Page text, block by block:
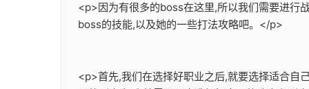
<p>因为有很多的boss在这里,所以我们需要进行
boss的技能,以及她的一些打法攻略吧。</p>
<p>首先,我们在选择好职业之后,就要选择适合自